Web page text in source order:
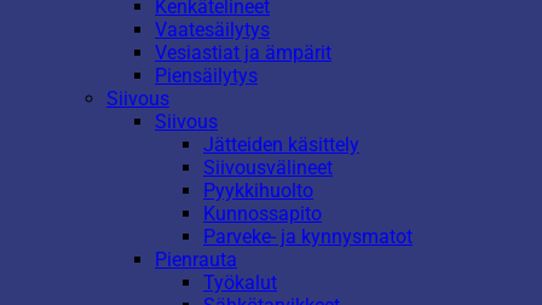
Kenkätelineet
Vaatesäilytys
Vesiastiat ja ämpärit
Piensäilytys
Siivous
Siivous
Jätteiden käsittely
Siivousvälineet
Pyykkihuolto
Kunnossapito
Parveke- ja kynnysmatot
Pienrauta
Työkalut